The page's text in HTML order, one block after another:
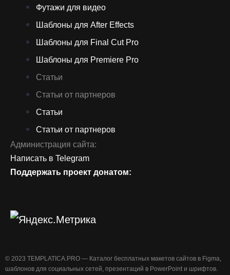
Футажи для видео
Шаблоны для After Effects
Шаблоны для Final Cut Pro
Шаблоны для Premiere Pro
Статьи
Статьи от партнеров
Статьи
Статьи от партнеров
Администрация сайта:
Написать в Telegram
Поддержать проект донатом:
©️ 2023 TEMPLATICA.PRO — Каталог бесплатных макетов сайтов в Figma,
шаблонов для социальных сетей, презентаций в PowerPoint и шрифтов.